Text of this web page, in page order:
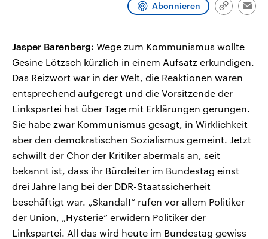
Abonnieren
Link
Jasper Barenberg: Wege zum Kommunismus wollte
Gesine Lötzsch kürzlich in einem Aufsatz erkundigen.
Das Reizwort war in der Welt, die Reaktionen waren
entsprechend aufgeregt und die Vorsitzende der
Linkspartei hat über Tage mit Erklärungen gerungen.
Sie habe zwar Kommunismus gesagt, in Wirklichkeit
aber den demokratischen Sozialismus gemeint. Jetzt
schwillt der Chor der Kritiker abermals an, seit
bekannt ist, dass ihr Büroleiter im Bundestag einst
drei Jahre lang bei der DDR-Staatssicherheit
beschäftigt war. „Skandal!“ rufen vor allem Politiker
der Union, „Hysterie“ erwidern Politiker der
Linkspartei. All das wird heute im Bundestag gewiss